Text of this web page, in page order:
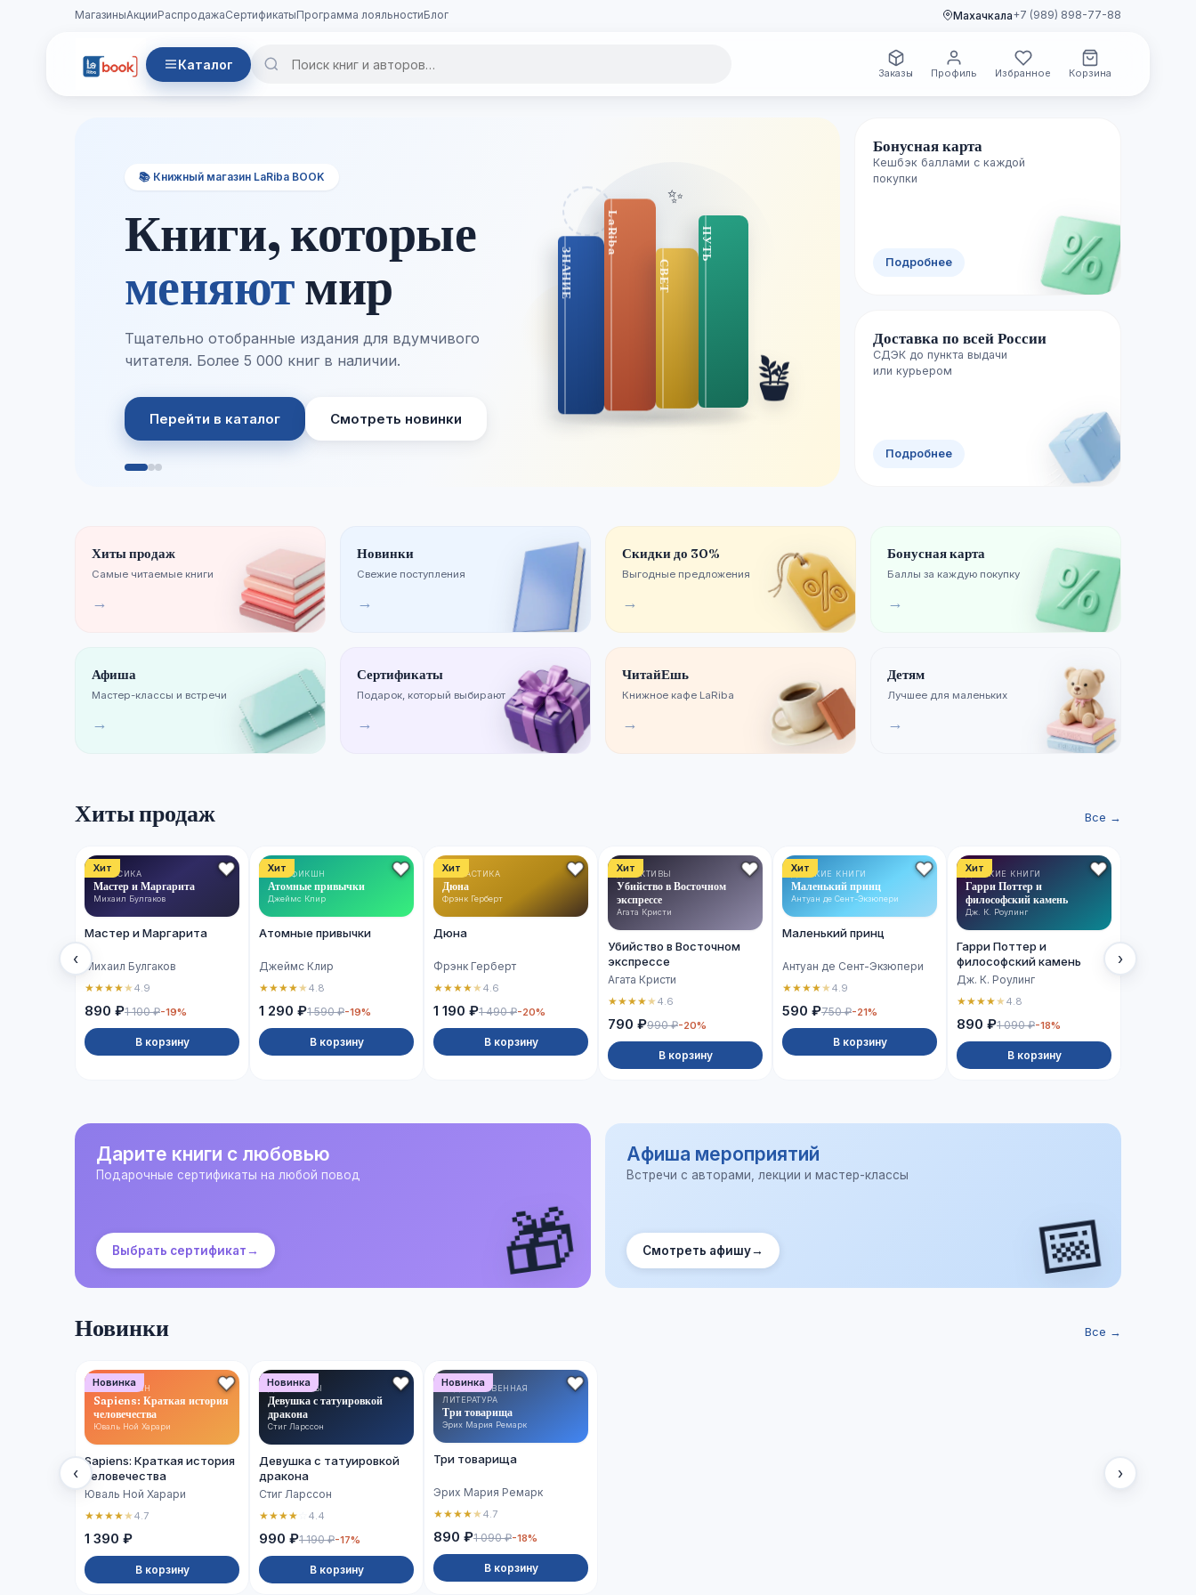
МагазиныАкцииРаспродажаСертификатыПрограмма лояльностиБлог Махачкала+7 (989) 898-77-88
Каталог
Заказы Профиль Избранное Корзина
📚 Книжный магазин LaRiba BOOK
Книги, которые
меняютмир
Тщательно отобранные издания для вдумчивого
читателя. Более 5 000 книг в наличии.
Перейти в каталог Смотреть новинки
🪴
✨
🌿 Свежие поступления
Новинки уже
полках
Каждую неделю пополняем каталог
изданиями — успейте первыми.
Хиты продаж
Бонусная карта
Кешбэк баллами с каждой
покупки
Подробнее
Доставка по всей России
СДЭК до пункта выдачи
или курьером
Подробнее
Хиты продаж
Самые читаемые книги
→
Новинки
Свежие поступления
→
Скидки до 30%
Выгодные предложения
→
Бонусная карта
Баллы за каждую покупку
→
Афиша
Мастер-классы и встречи
→
Сертификаты
Подарок, который выбирают
→
ЧитайЕшь
Книжное кафе LaRiba
→
Детям
Лучшее для маленьких
→
Хиты продаж Все →
‹
Хит
КЛАССИКА
Мастер и Маргарита
Михаил Булгаков
Мастер и Маргарита
Михаил Булгаков
★★★★★4.9
890 ₽1 100 ₽-19%
В корзину
Хит
НОН-ФИКШН
Атомные привычки
Джеймс Клир
Атомные привычки
Джеймс Клир
★★★★★4.8
1 290 ₽1 590 ₽-19%
В корзину
Хит
ФАНТАСТИКА
Дюна
Фрэнк Герберт
Дюна
Фрэнк Герберт
★★★★★4.6
1 190 ₽1 490 ₽-20%
В корзину
Хит
ДЕТЕКТИВЫ
Убийство в Восточном
экспрессе
Агата Кристи
Убийство в Восточном
экспрессе
Агата Кристи
★★★★★4.6
790 ₽990 ₽-20%
В корзину
Хит
ДЕТСКИЕ КНИГИ
Маленький принц
Антуан де Сент-Экзюпери
Маленький принц
Антуан де Сент-Экзюпери
★★★★★4.9
590 ₽750 ₽-21%
В корзину
Хит
ДЕТСКИЕ КНИГИ
Гарри Поттер и
философский камень
Дж. К. Роулинг
Гарри Поттер и
философский камень
Дж. К. Роулинг
★★★★★4.8
890 ₽1 090 ₽-18%
В корзину
›
Дарите книги с любовью
Подарочные сертификаты на любой повод
Выбрать сертификат → 🎁
Афиша мероприятий
Встречи с авторами, лекции и мастер-классы
Смотреть афишу→ 📅
Новинки Все →
‹
Новинка
НОН-ФИКШН
Sapiens: Краткая история
человечества
Юваль Ной Харари
Sapiens: Краткая история
человечества
Юваль Ной Харари
★★★★★4.7
1 390 ₽
В корзину
Новинка
ДЕТЕКТИВЫ
Девушка с татуировкой
дракона
Стиг Ларссон
Девушка с татуировкой
дракона
Стиг Ларссон
★★★★ 4.4
990 ₽1 190 ₽-17%
В корзину
Новинка
ХУДОЖЕСТВЕННАЯ
ЛИТЕРАТУРА
Три товарища
Эрих Мария Ремарк
Три товарища
Эрих Мария Ремарк
★★★★★4.7
890 ₽1 090 ₽-18%
В корзину
›